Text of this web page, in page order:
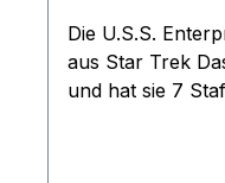
Die U.S.S.
aus Star Trek
und hat sie 7